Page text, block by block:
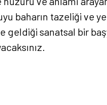
baharın tazeliği ve
geldiği sanatsal bir